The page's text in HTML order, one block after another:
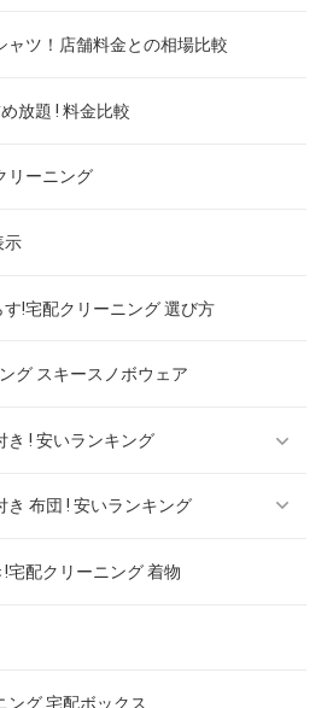
リーニング 高品質 料金 比較
リーニング 高品質 料金 比較
配クリーニング 高品質 料金 比較
ン
配クリーニング 高品質 料金 比較
クリーニング 高品質 料金 比較
クリーニング 高品質 料金 比較
グ 高品質 料金 比較
ャツ！店舗料金との相場比較
放題 ! 料金比較
リーニング
示
!宅配クリーニング 選び方
グ スキースノボウェア
き ! 安いランキング
き ブーツ ! 安いランキング
き コート ! 安いランキング
き ダウン ! 安いランキング
き スノボーウェア ! 安いランキング
布団 ! 安いランキング
き 羽毛布団 ! 安いランキング
き 毛布 ! 安いランキング
宅配クリーニング 着物
ング 宅配ボックス